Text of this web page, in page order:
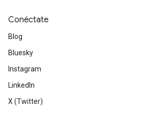
Conéctate
Blog
Bluesky
Instagram
LinkedIn
X (Twitter)